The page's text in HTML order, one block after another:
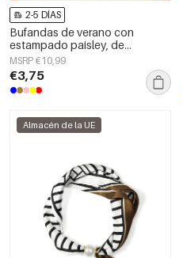
2-5 DÍAS
Bufandas de verano con
estampado paisley, de
algodón, ideales para
vacaciones y uso diario.
MSRP €10,99
€3,75
Almacén de la UE